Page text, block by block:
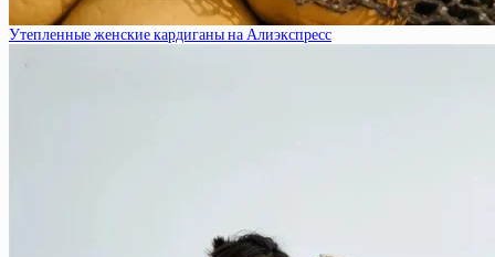
Утепленные женские кардиганы на Алиэкспресс